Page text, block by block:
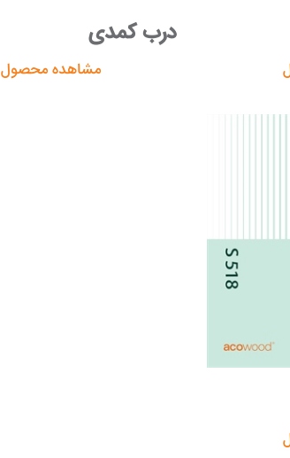
درب کمدی
مشاهده محصول